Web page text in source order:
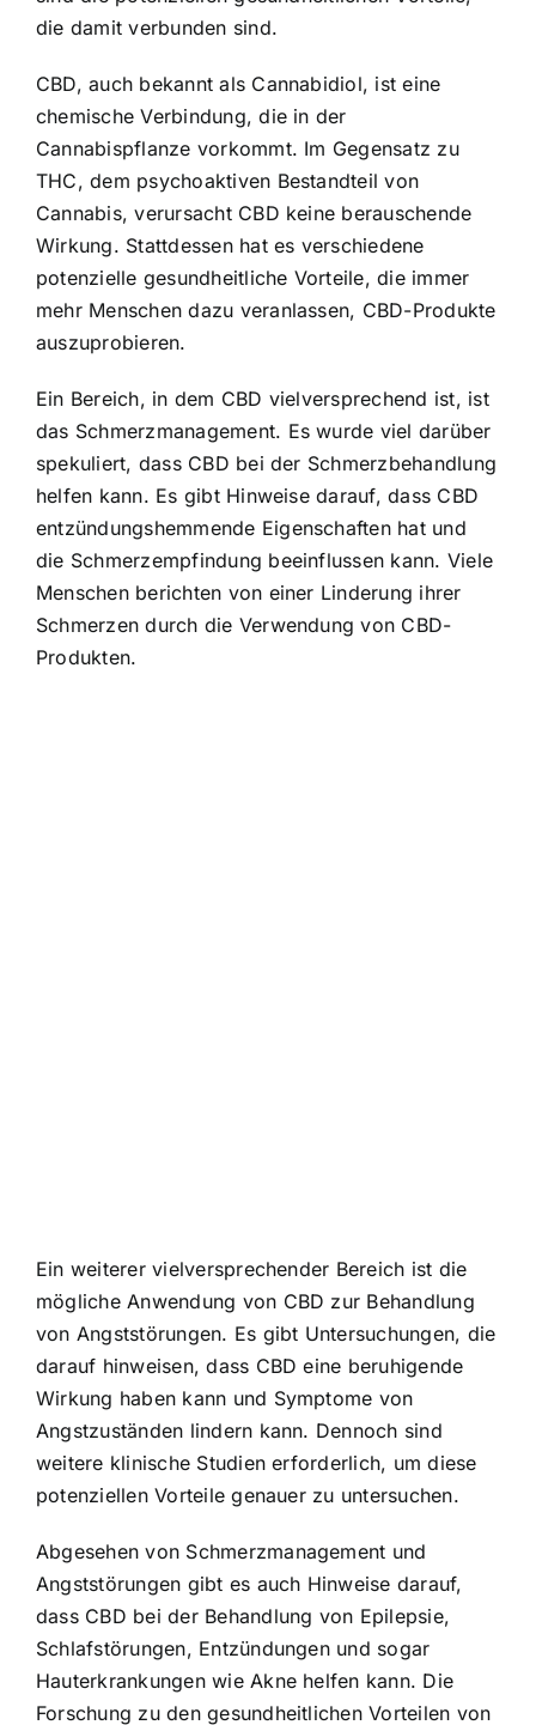
die damit verbunden sind.
CBD, auch bekannt als Cannabidiol, ist eine
chemische Verbindung, die in der
Cannabispflanze vorkommt. Im Gegensatz zu
THC, dem psychoaktiven Bestandteil von
Cannabis, verursacht CBD keine berauschende
Wirkung. Stattdessen hat es verschiedene
potenzielle gesundheitliche Vorteile, die immer
mehr Menschen dazu veranlassen, CBD-Produkte
auszuprobieren.
Ein Bereich, in dem CBD vielversprechend ist, ist
das Schmerzmanagement. Es wurde viel darüber
spekuliert, dass CBD bei der Schmerzbehandlung
helfen kann. Es gibt Hinweise darauf, dass CBD
entzündungshemmende Eigenschaften hat und
die Schmerzempfindung beeinflussen kann. Viele
Menschen berichten von einer Linderung ihrer
Schmerzen durch die Verwendung von CBD-
Produkten.
Ein weiterer vielversprechender Bereich ist die
mögliche Anwendung von CBD zur Behandlung
von Angststörungen. Es gibt Untersuchungen, die
darauf hinweisen, dass CBD eine beruhigende
Wirkung haben kann und Symptome von
Angstzuständen lindern kann. Dennoch sind
weitere klinische Studien erforderlich, um diese
potenziellen Vorteile genauer zu untersuchen.
Abgesehen von Schmerzmanagement und
Angststörungen gibt es auch Hinweise darauf,
dass CBD bei der Behandlung von Epilepsie,
Schlafstörungen, Entzündungen und sogar
Hauterkrankungen wie Akne helfen kann. Die
Forschung zu den gesundheitlichen Vorteilen von